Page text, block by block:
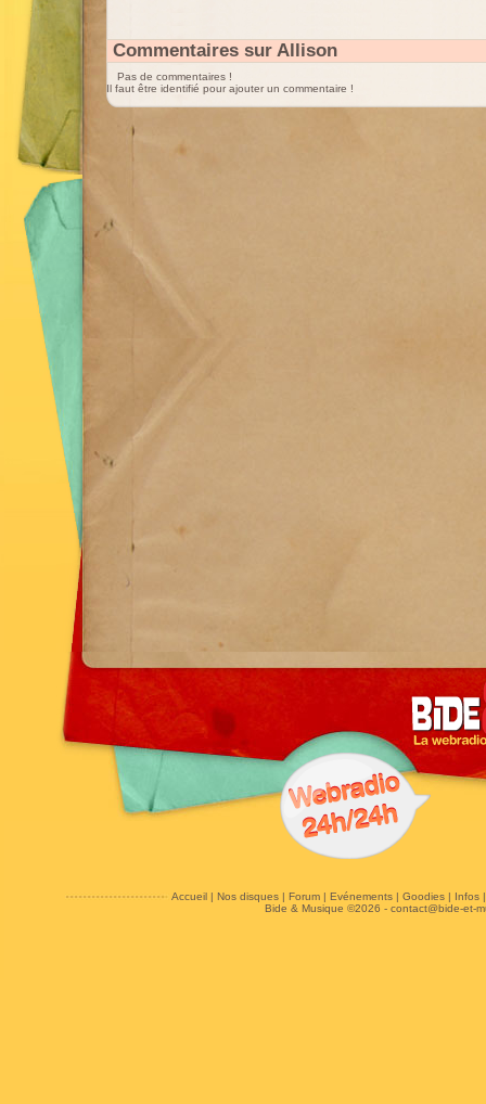
Commentaires sur Allison
Pas de commentaires !
Il faut être identifié pour ajouter un commentaire !
Accueil| Nos disques| Forum| Evénements| Goodies| Infos
Bide & Musique ©2026 - contact@bide-et-